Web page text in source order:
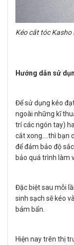
Kéo cắt tóc
Hướng dẫn sử
Để sử dụng kéo
ngoài những kĩ
trí các ngón tay)
cắt xong….thì bạn
để đảm bảo độ
bảo quá trình làm
Đặc biệt sau mỗi
sinh sạch sẽ kéo
bám bẩn.
Hiện nay trên thị